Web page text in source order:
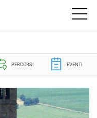
PERCORSI EVENTI